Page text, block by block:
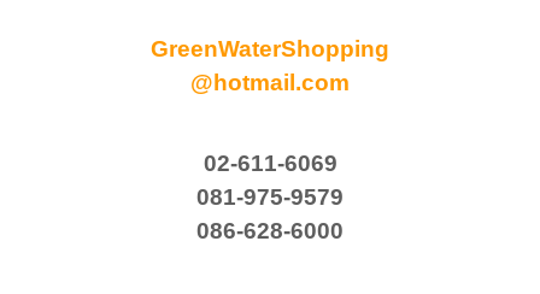
GreenWaterShopping
@hotmail.com
02-611-6069
081-975-9579
086-628-6000